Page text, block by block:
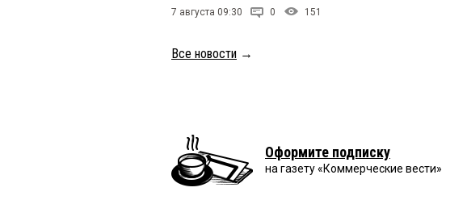
7 августа 09:30 0 151
Все новости →
Оформите подписку
на газету «Коммерческие вести»